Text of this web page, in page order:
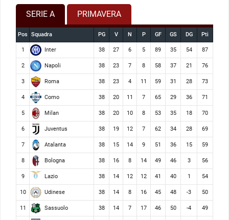
SERIE A PRIMAVERA
Pos Squadra PG V N P GF GS DG Pti
1 Inter 38 27 6 5 89 35 54 87
2 Napoli 38 23 7 8 58 37 21 76
3 Roma 38 23 4 11 59 31 28 73
4 Como 38 20 11 7 65 29 36 71
5 Milan 38 20 10 8 53 35 18 70
6 Juventus 38 19 12 7 62 34 28 69
7 Atalanta 38 15 14 9 51 36 15 59
8 Bologna 38 16 8 14 49 46 3 56
9 Lazio 38 14 12 12 41 40 1 54
10 Udinese 38 14 8 16 45 48 -3 50
11 Sassuolo 38 14 7 17 46 50 -4 49